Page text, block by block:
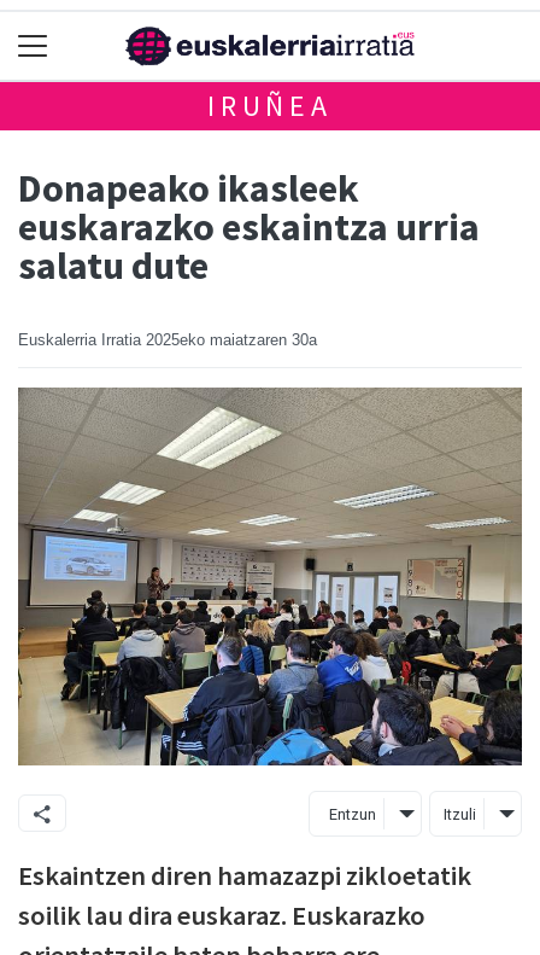
IRUÑEA
Donapeako ikasleek
euskarazko eskaintza urria
salatu dute
Euskalerria Irratia 2025eko maiatzaren 30a
Entzun Itzuli
Eskaintzen diren hamazazpi zikloetatik
soilik lau dira euskaraz. Euskarazko